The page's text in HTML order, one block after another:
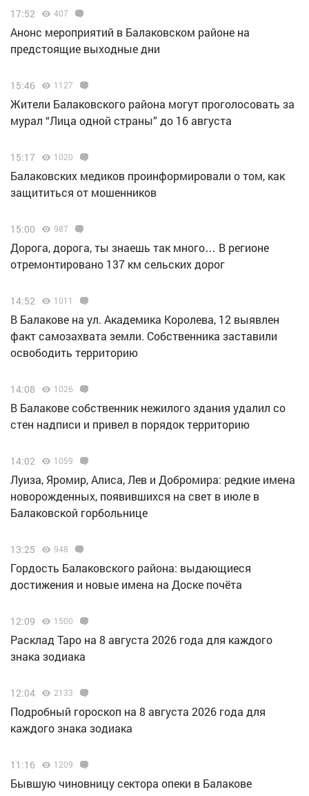
17:52 407
Анонс мероприятий в Балаковском районе на
предстоящие выходные дни
15:46 1127
Жители Балаковского района могут проголосовать за
мурал “Лица одной страны” до 16 августа
15:17 1020
Балаковских медиков проинформировали о том, как
защититься от мошенников
15:00 987
Дорога, дорога, ты знаешь так много… В регионе
отремонтировано 137 км сельских дорог
14:52 1011
В Балакове на ул. Академика Королева, 12 выявлен
факт самозахвата земли. Собственника заставили
освободить территорию
14:08 1026
В Балакове собственник нежилого здания удалил со
стен надписи и привел в порядок территорию
14:02 1059
Луиза, Яромир, Алиса, Лев и Добромира: редкие имена
новорожденных, появившихся на свет в июле в
Балаковской горбольнице
13:25 948
Гордость Балаковского района: выдающиеся
достижения и новые имена на Доске почёта
12:09 1500
Расклад Таро на 8 августа 2026 года для каждого
знака зодиака
12:04 2133
Подробный гороскоп на 8 августа 2026 года для
каждого знака зодиака
11:16 1209
Бывшую чиновницу сектора опеки в Балакове